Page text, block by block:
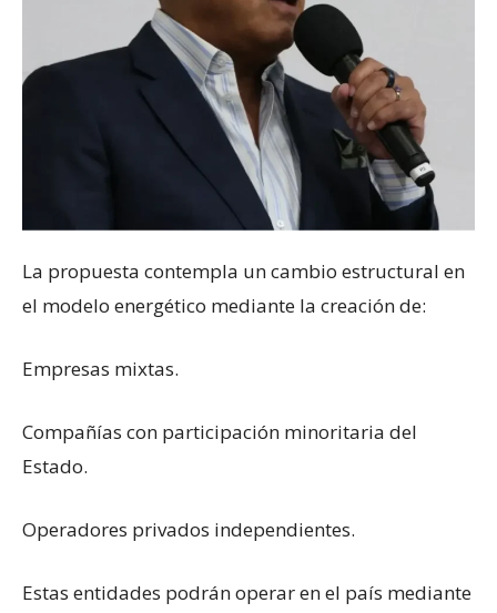
La propuesta contempla un cambio estructural en
el modelo energético mediante la creación de:
Empresas mixtas.
Compañías con participación minoritaria del
Estado.
Operadores privados independientes.
Estas entidades podrán operar en el país mediante